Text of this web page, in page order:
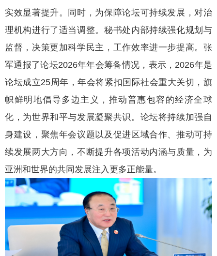
实效显著提升。同时，为保障论坛可持续发展，对治
理机构进行了适当调整。秘书处内部持续强化规划与
监督，决策更加科学民主，工作效率进一步提高。张
军通报了论坛2026年年会筹备情况，表示，2026年是
论坛成立25周年，年会将紧扣国际社会重大关切，旗
帜鲜明地倡导多边主义，推动普惠包容的经济全球
化，为世界和平与发展凝聚共识。论坛将持续加强自
身建设，聚焦年会议题以及促进区域合作、推动可持
续发展两大方向，不断提升各项活动内涵与质量，为
亚洲和世界的共同发展注入更多正能量。